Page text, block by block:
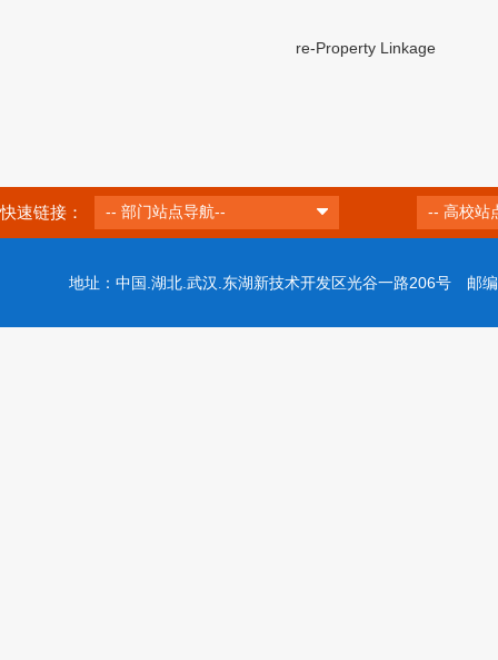
re-Property Linkage
快速链接： -- 部门站点导航-- -- 高校站
地址：中国.湖北.武汉.东湖新技术开发区光谷一路206号